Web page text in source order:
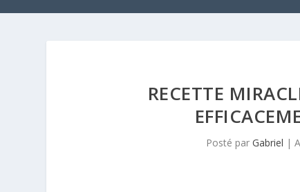
RECETTE
Posté parGabriel |